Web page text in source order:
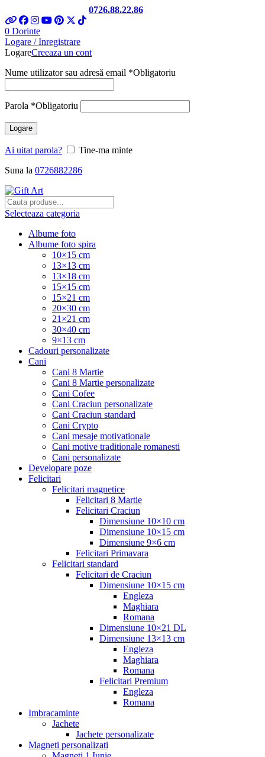
0726.88.22.86
0 Dorinte
Logare / Inregistrare
LogareCreeaza un cont
Nume utilizator sau adresă email *Obligatoriu
Parola *Obligatoriu
Logare
Ai uitat parola?
Tine-ma minte
Suna la 0726882286
Selecteaza categoria
Albume foto
Albume foto spira
10×15 cm
13×13 cm
13×18 cm
15×15 cm
15×21 cm
20×30 cm
21×21 cm
30×40 cm
9×13 cm
Cadouri personalizate
Cani
Cani 8 Martie
Cani 8 Martie personalizate
Cani Cofee
Cani Craciun personalizate
Cani Craciun standard
Cani Crypto
Cani mesaje motivationale
Cani motive traditionale romanesti
Cani personalizate
Developare poze
Felicitari
Felicitari magnetice
Felicitari 8 Martie
Felicitari Craciun
Dimensiune 10×10 cm
Dimensiune 10×15 cm
Dimensiune 9×6 cm
Felicitari Primavara
Felicitari standard
Felicitari de Craciun
Dimensiune 10×15 cm
Engleza
Maghiara
Romana
Dimensiune 10×21 DL
Dimensiune 13×13 cm
Engleza
Maghiara
Romana
Felicitari Premium
Engleza
Romana
Imbracaminte
Jachete
Jachete personalizate
Magneti personalizati